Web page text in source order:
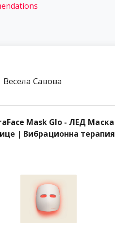
Весела Савова
Mask Glo - ЛЕД Маска
| Вибрационна терапия